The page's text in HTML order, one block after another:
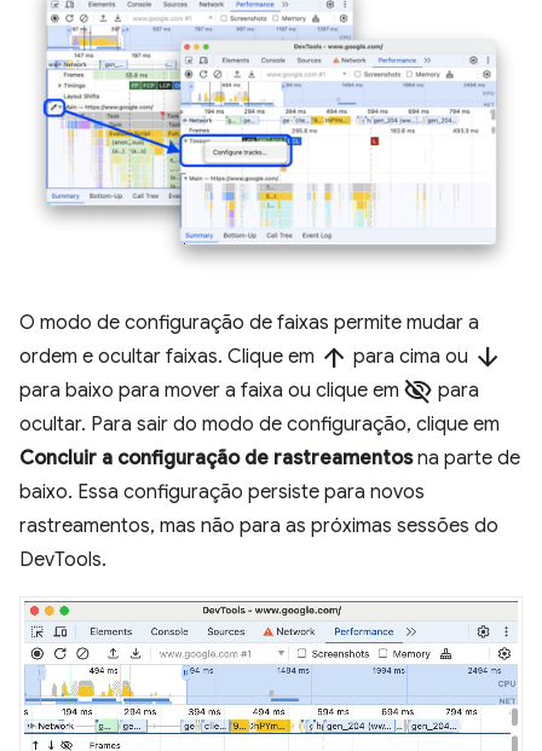
O modo de configuração de faixas permite mudar a
ordem e ocultar faixas. Clique em arrow_upward para cima ou arrow_downward
para baixo para mover a faixa ou clique em visibility_off para
ocultar. Para sair do modo de configuração, clique em
Concluir a configuração de rastreamentosna parte de
baixo. Essa configuração persiste para novos
rastreamentos, mas não para as próximas sessões do
DevTools.